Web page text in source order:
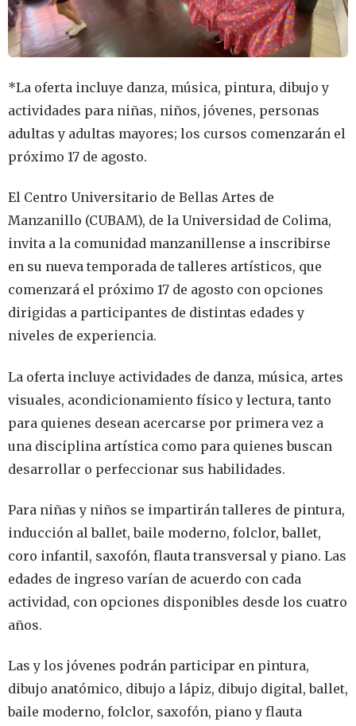
*La oferta incluye danza, música, pintura, dibujo y
actividades para niñas, niños, jóvenes, personas
adultas y adultas mayores; los cursos comenzarán el
próximo 17 de agosto.
El Centro Universitario de Bellas Artes de
Manzanillo (CUBAM), de la Universidad de Colima,
invita a la comunidad manzanillense a inscribirse
en su nueva temporada de talleres artísticos, que
comenzará el próximo 17 de agosto con opciones
dirigidas a participantes de distintas edades y
niveles de experiencia.
La oferta incluye actividades de danza, música, artes
visuales, acondicionamiento físico y lectura, tanto
para quienes desean acercarse por primera vez a
una disciplina artística como para quienes buscan
desarrollar o perfeccionar sus habilidades.
Para niñas y niños se impartirán talleres de pintura,
inducción al ballet, baile moderno, folclor, ballet,
coro infantil, saxofón, flauta transversal y piano. Las
edades de ingreso varían de acuerdo con cada
actividad, con opciones disponibles desde los cuatro
años.
Las y los jóvenes podrán participar en pintura,
dibujo anatómico, dibujo a lápiz, dibujo digital, ballet,
baile moderno, folclor, saxofón, piano y flauta